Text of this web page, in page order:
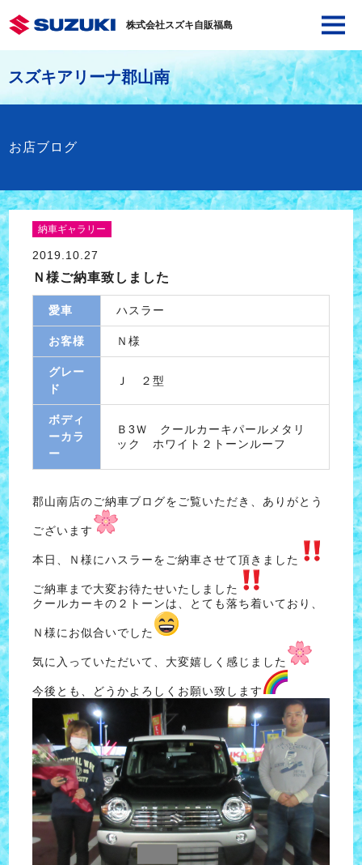
株式会社スズキ自販福島
スズキアリーナ郡山南
お店ブログ
納車ギャラリー
2019.10.27
Ｎ様ご納車致しました
愛車 ハスラー
お客様 Ｎ様
グレー
ド
Ｊ ２型
ボディ
ーカラ
ー
Ｂ3Ｗ クールカーキパールメタリ
ック ホワイト２トーンルーフ
郡山南店のご納車ブログをご覧いただき、ありがとう
ございます
本日、Ｎ様にハスラーをご納車させて頂きました
ご納車まで大変お待たせいたしました
クールカーキの２トーンは、とても落ち着いており、
Ｎ様にお似合いでした
気に入っていただいて、大変嬉しく感じました
今後とも、どうかよろしくお願い致します